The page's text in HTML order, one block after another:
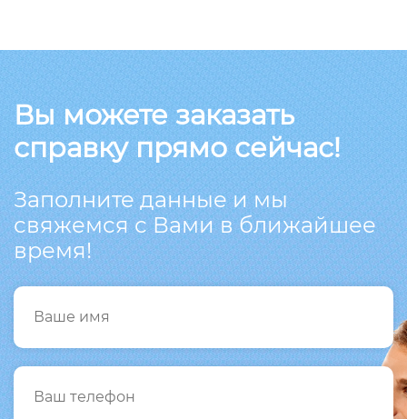
Вы можете заказать
справку прямо сейчас!
Заполните данные и мы
свяжемся с Вами в ближайшее
время!